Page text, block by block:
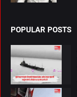
POPULAR POSTS